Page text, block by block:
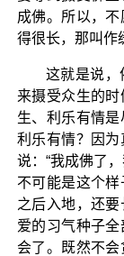
成佛。所以，
得很长，那叫作
这就是说，
来摄受众生的
生、利乐有情
利乐有情？因
说：“我成佛了
不可能是这个
之后入地，还
爱的习气种子
会了。既然不